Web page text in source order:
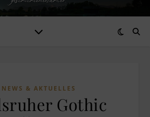
NEWS & AKTUELLES
Gothic